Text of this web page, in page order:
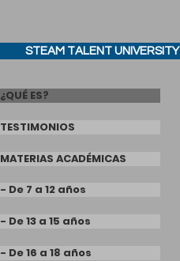
¿QUÉ ES?
TESTIMONIOS
MATERIAS ACADÉMICAS
- De 7 a 12 años
- De 13 a 15 años
- De 16 a 18 años
STEAM TALENT UNIVERSITY